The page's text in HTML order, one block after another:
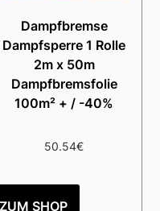
Dampfbremse
Dampfsperre 1 Rolle
2m x 50m
Dampfbremsfolie
100m² + / -40%
50.54€
ZUM SHOP